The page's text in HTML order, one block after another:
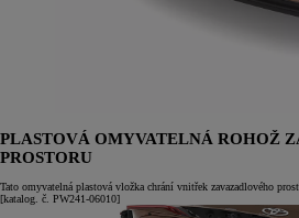
PLASTOVÁ OMYVATELNÁ ROHOŽ
PROSTORU
Tato omyvatelná plastová vložka chrání vnitřek zavazadlového
[katalog. č. PW241-06010]